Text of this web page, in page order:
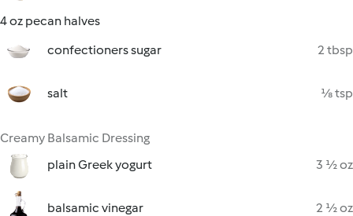
4 oz pecan halves
confectioners sugar
2 tbsp
salt ⅛ tsp
Creamy Balsamic Dressing
plain Greek yogurt
3 ½ oz
balsamic vinegar 2 ½ oz